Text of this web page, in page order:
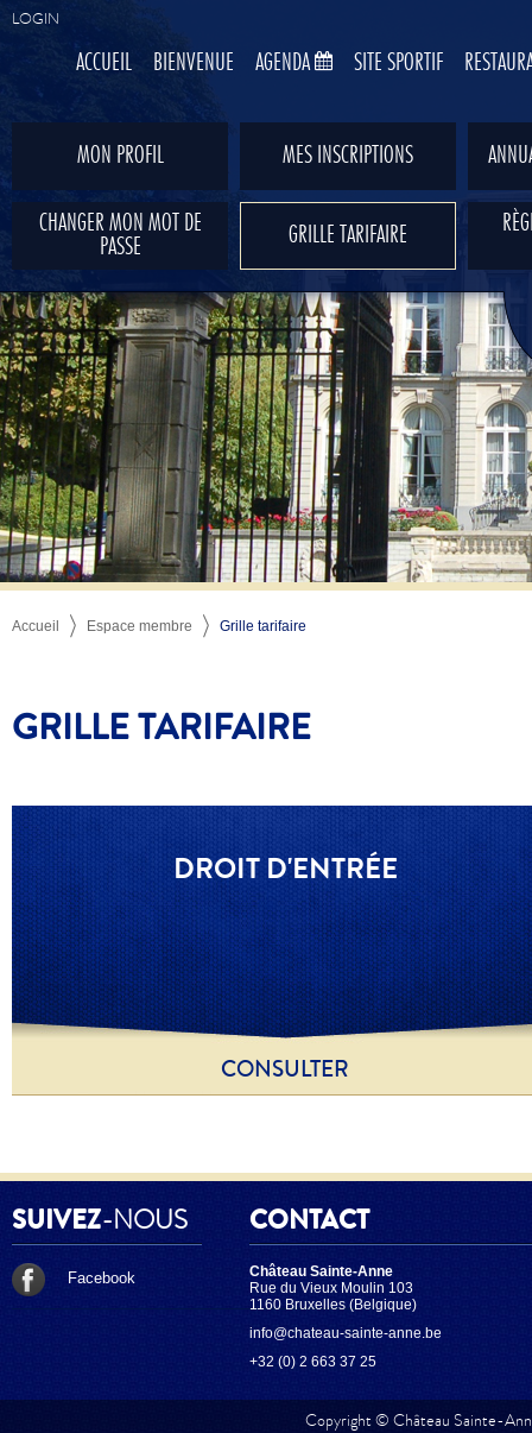
LOGIN
ACCUEIL BIENVENUE AGENDA SITE SPORTIF
MON PROFIL MES INSCRIPTIONS
CHANGER MON MOT DE
PASSE
GRILLE TARIFAIRE
Accueil Espace membre Grille tarifaire
GRILLE TARIFAIRE
DROIT D'ENTRÉE
CONSULTER
SUIVEZ-NOUS
Facebook
CONTACT
Château Sainte-Anne
Rue du Vieux Moulin 103
1160 Bruxelles (Belgique)
info@chateau-sainte-anne.be
+32 (0) 2 663 37 25
Copyright © Château Sainte-